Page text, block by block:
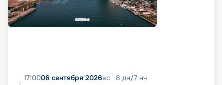
17:0006 сентября 2026вс 8 дн/7 нч